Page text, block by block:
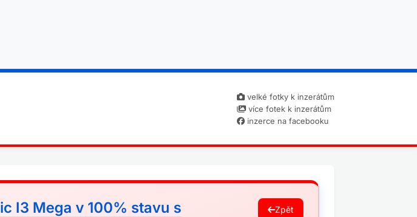
velké fotky k inzerátům
více fotek k inzerátům
inzerce na facebooku
I3 Mega v 100% stavu s
Zpět